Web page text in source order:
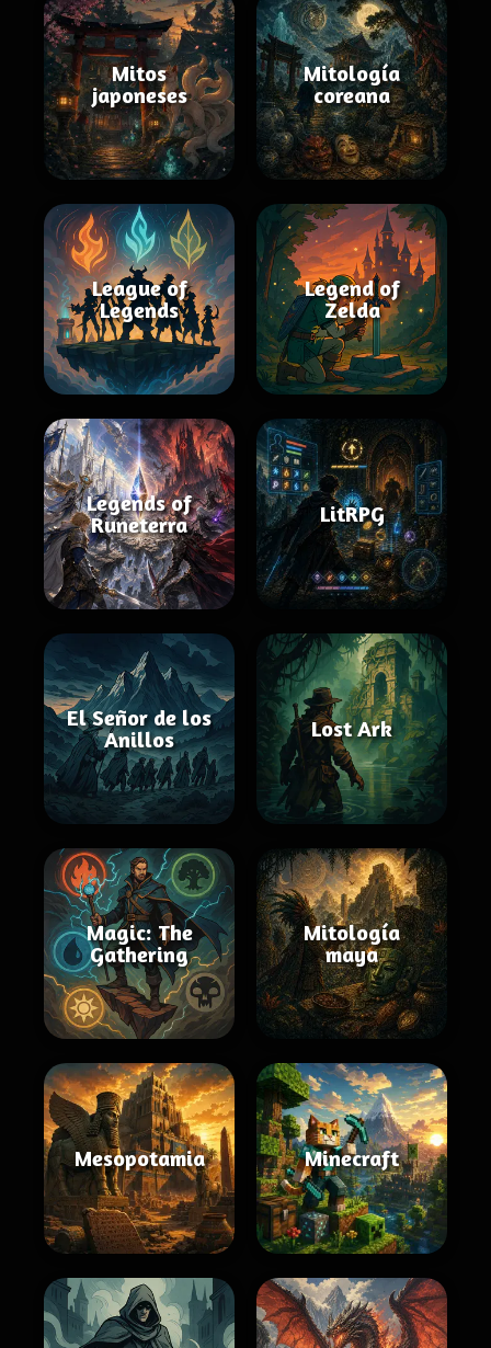
Mitos
japoneses
Mitología
coreana
League of
Legends
Legend of
Zelda
Legends of
Runeterra
LitRPG
El Señor de los
Anillos
Lost Ark
Magic: The
Gathering
Mitología
maya
Mesopotamia Minecraft